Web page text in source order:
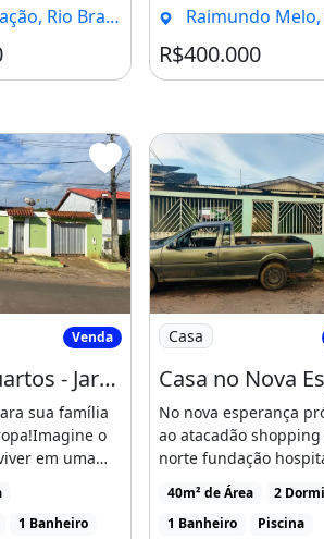
Rio Branco - AC Raimundo Melo, Rio
R$400.000
3 Quartos - Jardim Europa
Venda
Casa 3 Quartos - Jardim Europa
sua família
o
em uma
[...]
1 Banheiro
Imagem: Casa no
Casa
No nova esperança
ao atacadão
norte fundação
68999942387
40m² de Área
2
1 Banheiro
Piscina